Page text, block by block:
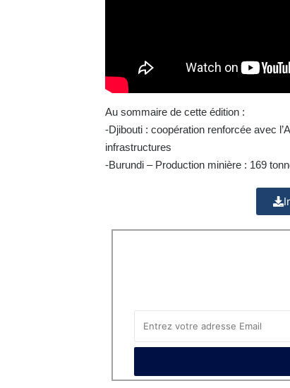
Au sommaire de cette édition :
-Djibouti : coopération renforcée avec
infrastructures
-Burundi – Production minière : 169